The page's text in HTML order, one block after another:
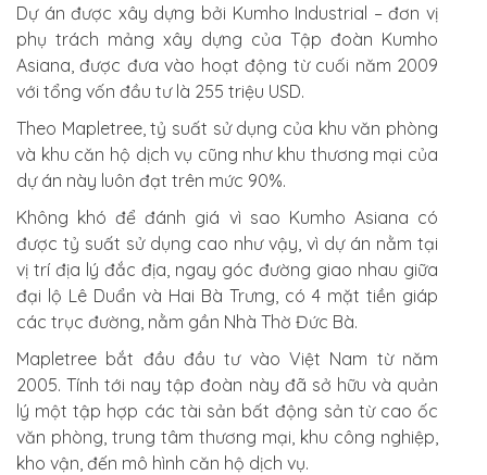
Dự án được xây dựng bởi Kumho Industrial – đơn vị
phụ trách mảng xây dựng của Tập đoàn Kumho
Asiana, được đưa vào hoạt động từ cuối năm 2009
với tổng vốn đầu tư là 255 triệu USD.
Theo Mapletree, tỷ suất sử dụng của khu văn phòng
và khu căn hộ dịch vụ cũng như khu thương mại của
dự án này luôn đạt trên mức 90%.
Không khó để đánh giá vì sao Kumho Asiana có
được tỷ suất sử dụng cao như vậy, vì dự án nằm tại
vị trí địa lý đắc địa, ngay góc đường giao nhau giữa
đại lộ Lê Duẩn và Hai Bà Trưng, có 4 mặt tiền giáp
các trục đường, nằm gần Nhà Thờ Đức Bà.
Mapletree bắt đầu đầu tư vào Việt Nam từ năm
2005. Tính tới nay tập đoàn này đã sở hữu và quản
lý một tập hợp các tài sản bất động sản từ cao ốc
văn phòng, trung tâm thương mại, khu công nghiệp,
kho vận, đến mô hình căn hộ dịch vụ.